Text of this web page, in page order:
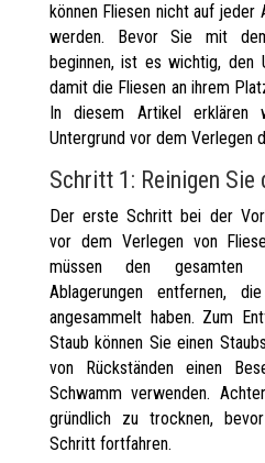
können Fliesen nicht auf
werden. Bevor Sie mit
beginnen, ist es wichtig, den
damit die Fliesen an ihrem
In diesem Artikel
Untergrund vor dem Verlegen
Schritt 1: Reinigen Sie
Der erste Schritt bei der
vor dem Verlegen von
müssen den gesamten
Ablagerungen entfernen,
angesammelt haben. Zum
Staub können Sie einen
von Rückständen einen
Schwamm verwenden.
gründlich zu trocknen,
Schritt fortfahren.